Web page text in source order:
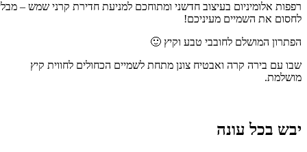
רפפות אלומיניום בעיצוב חדשני ומתוחכם למניעת חדירת קרני שמש – מבלי
לחסום את השמיים מעיניכם!
הפתרון המושלם לחובבי טבע וקיץ 🙂
שבו עם בירה קרה ואבטיח צונן מתחת לשמיים הכחולים לחווית קיץ
מושלמת.
יבש בכל עונה